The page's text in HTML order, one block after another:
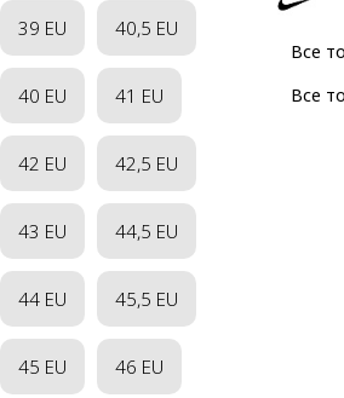
39 EU 40,5 EU
40 EU 41 EU
42 EU 42,5 EU
43 EU 44,5 EU
44 EU 45,5 EU
45 EU 46 EU
Все
Все